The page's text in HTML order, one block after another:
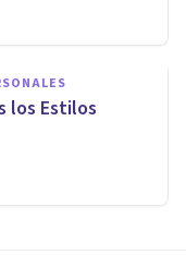
los Estilos